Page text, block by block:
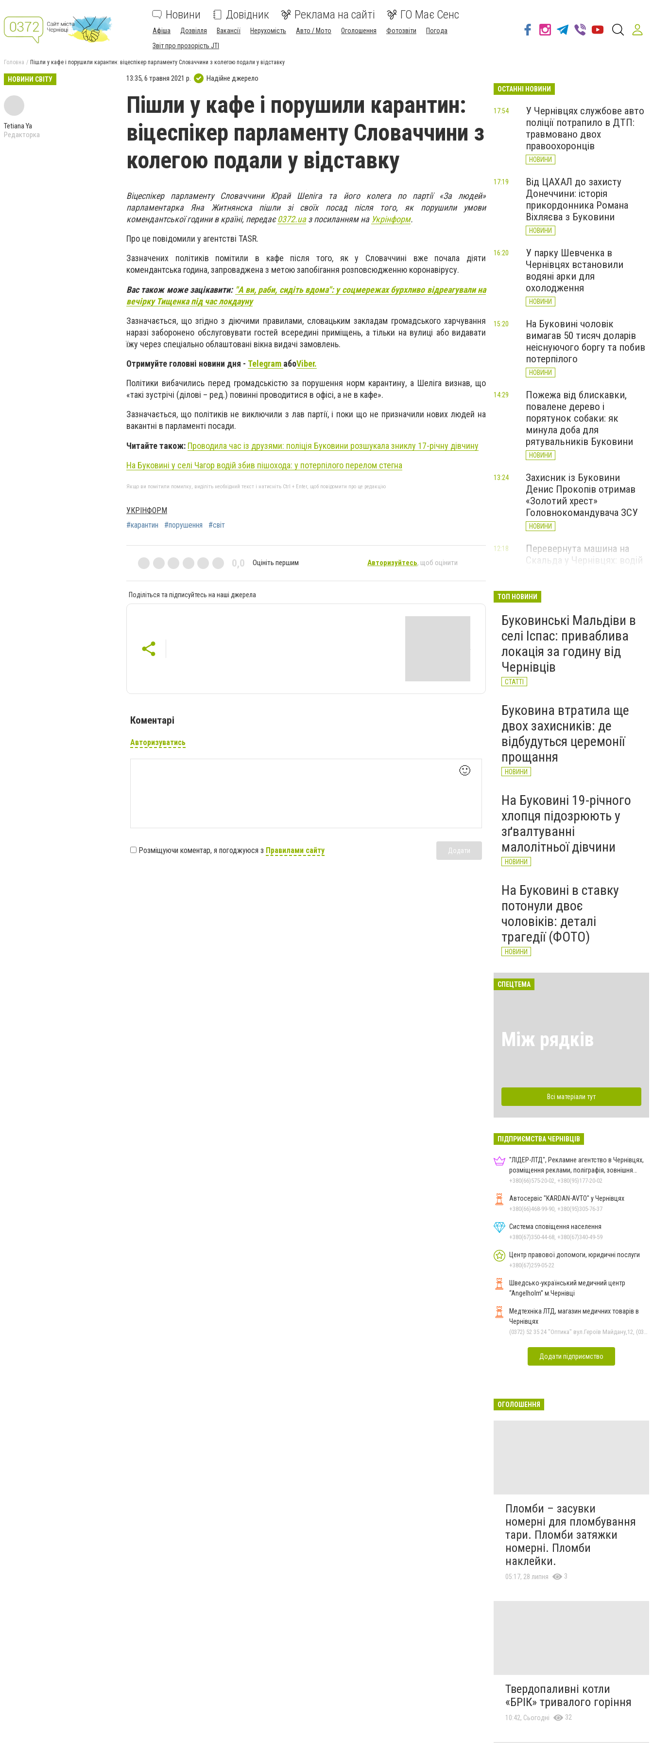
Новини Довідник Реклама на сайті ГО Має Сенс
Афіша Дозвілля Вакансії Нерухомість Авто / Мото Оголошення Фотозвіти
Погода
Звіт про прозорість JTI
Головна Пішли у кафе і порушили карантин: віцеспікер парламенту Словаччини з колегою подали у відставку
НОВИНИ СВІТУ
Tetiana Ya
Редакторка
13:35, 6 травня 2021 р. Надійне джерело
Пішли у кафе і порушили карантин:
віцеспікер парламенту Словаччини з
колегою подали у відставку
Віцеспікер парламенту Словаччини Юрай Шеліга та його колега по партії «За людей»
парламентарка Яна Житнянска пішли зі своїх посад після того, як порушили умови
комендантської години в країні, передає0372.uaз посиланням на Укрінформ.
Про це повідомили у агентстві TASR.
Зазначених політиків помітили в кафе після того, як у Словаччині вже почала діяти
комендантська година, запроваджена з метою запобігання розповсюдженню коронавірусу.
Вас також може зацікавити: "А ви, раби, сидіть вдома": у соцмережах бурхливо відреагували на
вечірку Тищенка під час локдауну
Зазначається, що згідно з діючими правилами, словацьким закладам громадського харчування
наразі заборонено обслуговувати гостей всередині приміщень, а тільки на вулиці або видавати
їжу через спеціально облаштовані вікна видачі замовлень.
Отримуйте головні новини дня - Telegram абоViber.
Політики вибачились перед громадськістю за порушення норм карантину, а Шеліга визнав, що
«такі зустрічі (ділові – ред.) повинні проводитися в офісі, а не в кафе».
Зазначається, що політиків не виключили з лав партії, і поки що не призначили нових людей на
вакантні в парламенті посади.
Читайте також: Проводила час із друзями: поліція Буковини розшукала зниклу 17-річну дівчину
На Буковині у селі Чагор водій збив пішохода: у потерпілого перелом стегна
Якщо ви помітили помилку, виділіть необхідний текст і натисніть Ctrl + Enter, щоб повідомити про це редакцію
УКРІНФОРМ
#карантин
#порушення #світ
0,0 Оцініть першим Авторизуйтесь, щоб оцінити
Поділіться та підписуйтесь на наші джерела
Коментарі
Авторизуватись
🙂
Розміщуючи коментар, я погоджуюся з Правилами сайту Додати
ОСТАННІ НОВИНИ
У Чернівцях службове авто
поліції потрапило в ДТП:
травмовано двох
правоохоронців
НОВИНИ
17:54
Від ЦАХАЛ до захисту
Донеччини: історія
прикордонника Романа
Віхляєва з Буковини
НОВИНИ
17:19
У парку Шевченка в
Чернівцях встановили
водяні арки для
охолодження
НОВИНИ
16:20
На Буковині чоловік
вимагав 50 тисяч доларів
неіснуючого боргу та побив
потерпілого
НОВИНИ
15:20
Пожежа від блискавки,
повалене дерево і
порятунок собаки: як
минула доба для
рятувальників Буковини
НОВИНИ
14:29
Захисник із Буковини
Денис Прокопів отримав
«Золотий хрест»
Головнокомандувача ЗСУ
НОВИНИ
13:24
Перевернута машина на
Скальда у Чернівцях: водій
12:18
зафіксували новий
історичний температурний
максимум
НОВИНИ
ТОП НОВИНИ
Буковинські Мальдіви в
селі Іспас: приваблива
локація за годину від
Чернівців
СТАТТІ
Буковина втратила ще
двох захисників: де
відбудуться церемонії
прощання
НОВИНИ
На Буковині 19-річного
хлопця підозрюють у
зґвалтуванні
малолітньої дівчини
НОВИНИ
На Буковині в ставку
потонули двоє
чоловіків: деталі
трагедії (ФОТО)
НОВИНИ
СПЕЦТЕМА
Між рядків
Всі матеріали тут
ПІДПРИЄМСТВА ЧЕРНІВЦІВ
"ЛІДЕР-ЛТД", Рекламне агентство в Чернівцях,
розміщення реклами, поліграфія, зовнішня
реклама
+380(66)575-20-02, +380(95)177-20-02
Автосервіс "KARDAN-AVTO" у Чернівцях
+380(66)468-99-90, +380(95)305-76-37
Система сповіщення населення
+380(67)350-44-68, +380(67)340-49-59
Центр правової допомоги, юридичні послуги
+380(67)259-05-22
Шведсько-український медичний центр
“Angelholm” м.Чернівці
Медтехніка ЛТД, магазин медичних товарів в
Чернівцях
Додати підприємство
ОГОЛОШЕННЯ
Пломби – засувки
номерні для пломбування
тари. Пломби затяжки
номерні. Пломби
наклейки.
05:17, 28 липня 3
Твердопаливні котли
«БРІК» тривалого горіння
10:42, Сьогодні 32